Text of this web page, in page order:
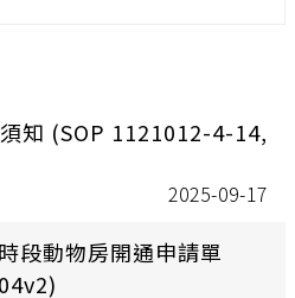
知 (SOP 1121012-4-14,
2025-09-17
段動物房開通申請單